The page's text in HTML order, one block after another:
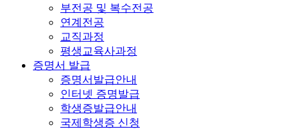
부전공 및 복수전공
연계전공
교직과정
평생교육사과정
증명서 발급
증명서발급안내
인터넷 증명발급
학생증발급안내
국제학생증 신청